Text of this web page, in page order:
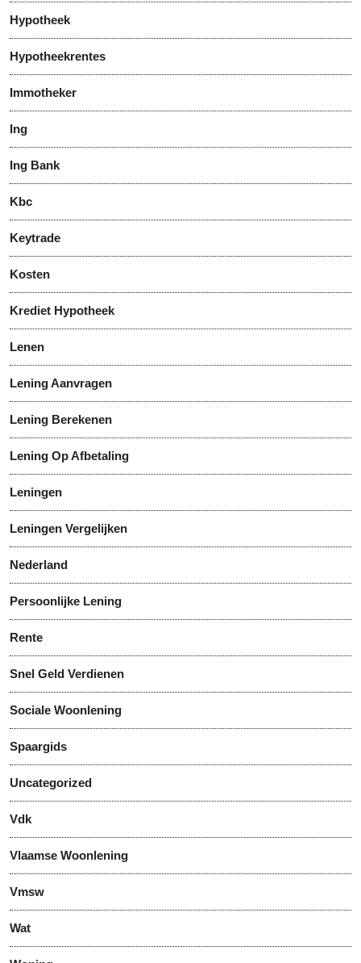
Hypotheek
Hypotheekrentes
Immotheker
Ing
Ing Bank
Kbc
Keytrade
Kosten
Krediet Hypotheek
Lenen
Lening Aanvragen
Lening Berekenen
Lening Op Afbetaling
Leningen
Leningen Vergelijken
Nederland
Persoonlijke Lening
Rente
Snel Geld Verdienen
Sociale Woonlening
Spaargids
Uncategorized
Vdk
Vlaamse Woonlening
Vmsw
Wat